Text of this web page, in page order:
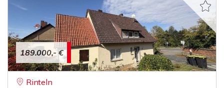
189.000,- €
Rinteln